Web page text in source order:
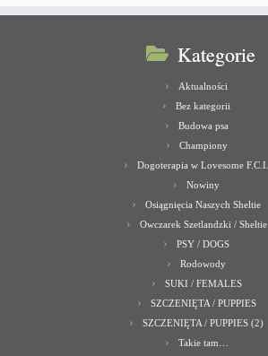
Kategorie
Aktualności
Bez kategorii
Budowa psa
Championy
Dogoterapia w Lovesome F.C.I.
Nowiny
Osiągnięcia Naszych Sheltie
Owczarek Szetlandzki / Sheltie
PSY / DOGS
Rodowody
SUKI / FEMALES
SZCZENIĘTA / PUPPIES
SZCZENIĘTA / PUPPIES (2)
Takie tam…